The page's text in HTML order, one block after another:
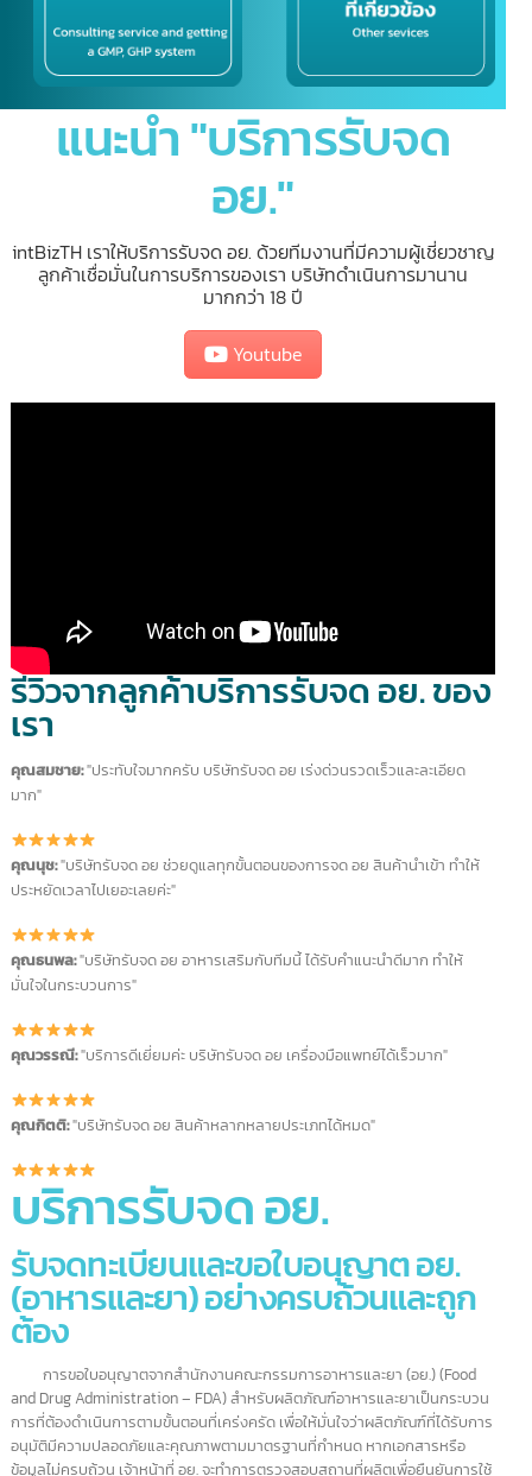
มากกว่า 18 ปี
Youtube
รีวิวจากลูกค้าบริการรับจด อย. ข
เรา
มาก"
คุณนุช:"บริษัทรับจด อย ช่วยดูแลทุกขั้นตอนของการจด อย สินค้านำเข้า ทำให้
ประหยัดเวลาไปเยอะเลยค่ะ"
"บริษัทรับจด อย อาหารเสริมกับทีมนี้ ได้รับคำแนะนำดีมาก ทำให้
มั่นใจในกระบวนการ"
คุณวรรณี:"บริการดีเยี่ยมค่ะ บริษัทรับจด อย เครื่องมือแพทย์ได้เร็วมาก"